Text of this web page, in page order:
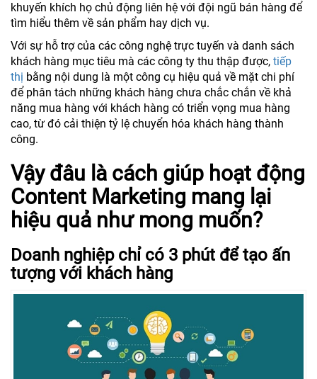
khuyến khích họ chủ động liên hệ với đội ngũ bán hàng để
tìm hiểu thêm về sản phẩm hay dịch vụ.
Với sự hỗ trợ của các công nghệ trực tuyến và danh sách
khách hàng mục tiêu mà các công ty thu thập được, tiếp
thị bằng nội dung là một công cụ hiệu quả về mặt chi phí
để phân tách những khách hàng chưa chắc chắn về khả
năng mua hàng với khách hàng có triển vọng mua hàng
cao, từ đó cải thiện tỷ lệ chuyển hóa khách hàng thành
công.
Vậy đâu là cách giúp hoạt động
Content Marketing mang lại
hiệu quả như mong muốn?
Doanh nghiệp chỉ có 3 phút để tạo ấn
tượng với khách hàng